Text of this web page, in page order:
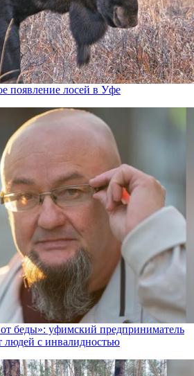
появление лосей в Уфе
беды»: уфимский предприниматель
людей с инвалидностью